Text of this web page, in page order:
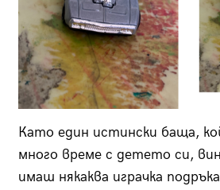
Като един истински баща,
много време с детето си,
имаш някаква играчка